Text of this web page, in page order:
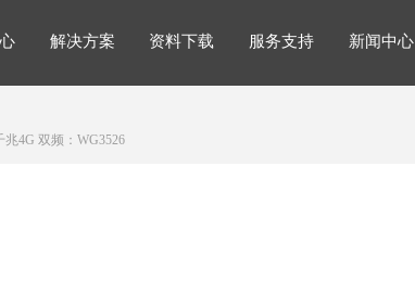
解决方案 资料下载 服务支持 新闻中心
解决方案
兆4G 双频：WG3526